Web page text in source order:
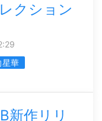
クション
星華
新作リリ